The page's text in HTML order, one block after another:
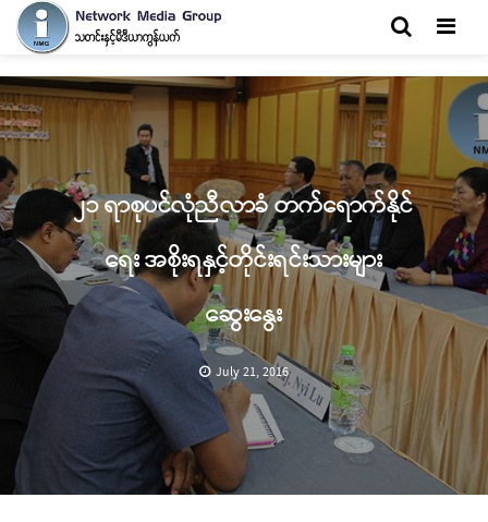
၂၁ ရာစုပင်လုံညီလာခံ တက်ရောက်နိုင်
ရေး အစိုးရနှင့်တိုင်းရင်းသားများ
ဆွေးနွေး
July 21, 2016